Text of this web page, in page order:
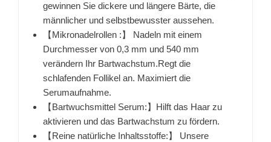
gewinnen Sie dickere und längere Bärte, die
männlicher und selbstbewusster aussehen.
【Mikronadelrollen :】 Nadeln mit einem
Durchmesser von 0,3 mm und 540 mm
verändern Ihr Bartwachstum.Regt die
schlafenden Follikel an. Maximiert die
Serumaufnahme.
【Bartwuchsmittel Serum:】Hilft das Haar zu
aktivieren und das Bartwachstum zu fördern.
【Reine natürliche Inhaltsstoffe:】 Unsere